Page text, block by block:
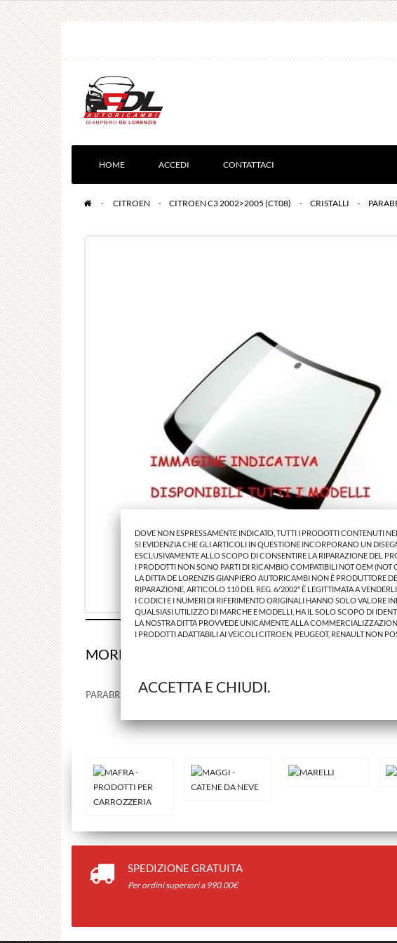
HOME ACCEDI CONTATTACI
> CITROEN > CITROEN C3 2002>2005 (CT08) > CRISTALLI >
MORE INFO
PARABREZZA, VETRO ANTERIORE CITROEN C3 DAL 2002 AL 2005
SPEDIZIONE GRATUITA
Per ordini superiori a 990.00€
DOVE NON ESPRESSAMENTE INDICATO, TUTTI I PRODOTTI CONTENUTI
SI EVIDENZIA CHE GLI ARTICOLI IN QUESTIONE INCORPORANO UN
ESCLUSIVAMENTE ALLO SCOPO DI CONSENTIRE LA RIPARAZIONE DEL
I PRODOTTI NON SONO PARTI DI RICAMBIO COMPATIBILI NOT OEM
LA DITTA DE LORENZIS GIANPIERO AUTORICAMBI NON È PRODUTTORE
RIPARAZIONE, ARTICOLO 110 DEL REG. 6/2002" È LEGITTIMATA A
I CODICI E I NUMERI DI RIFERIMENTO ORIGINALI HANNO SOLO VALORE
QUALSIASI UTILIZZO DI MARCHE E MODELLI, HA IL SOLO SCOPO DI
LA NOSTRA DITTA PROVVEDE UNICAMENTE ALLA
I PRODOTTI ADATTABILI AI VEICOLI CITROEN, PEUGEOT, RENAULT NON
ACCETTA E CHIUDI.